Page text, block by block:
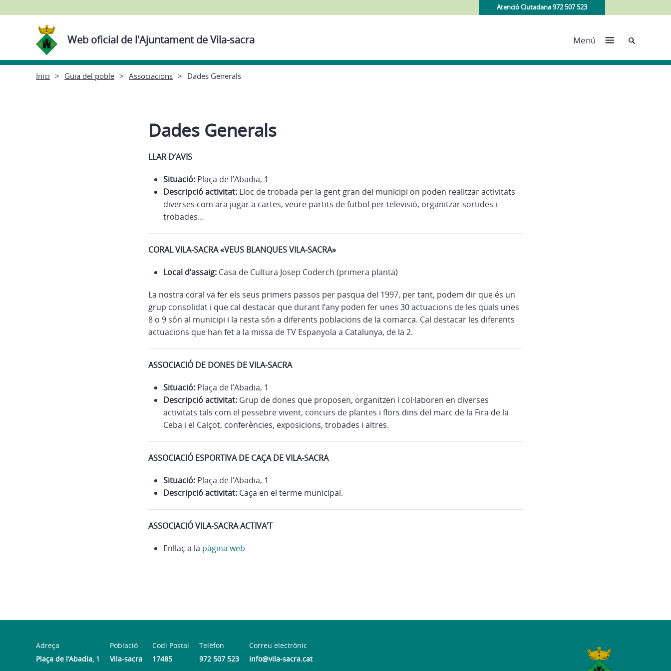
Atenció Ciutadana 972 507 523
Web oficial de l'Ajuntament de Vila-sacra Menú Cerca
Inici Guia del poble Associacions Dades Generals
Dades Generals
LLAR D’AVIS
Situació: Plaça de l’Abadia, 1
Descripció activitat: Lloc de trobada per la gent gran del municipi on poden realitzar activitats
diverses com ara jugar a cartes, veure partits de futbol per televisió, organitzar sortides i
trobades…
CORAL VILA-SACRA «VEUS BLANQUES VILA-SACRA»
Local d’assaig: Casa de Cultura Josep Coderch (primera planta)
La nostra coral va fer els seus primers passos per pasqua del 1997, per tant, podem dir que és un
grup consolidat i que cal destacar que durant l’any poden fer unes 30 actuacions de les quals unes
8 o 9 són al municipi i la resta són a diferents poblacions de la comarca. Cal destacar les diferents
actuacions que han fet a la missa de TV Espanyola a Catalunya, de la 2.
ASSOCIACIÓ DE DONES DE VILA-SACRA
Situació: Plaça de l’Abadia, 1
Descripció activitat: Grup de dones que proposen, organitzen i col·laboren en diverses
activitats tals com el pessebre vivent, concurs de plantes i flors dins del marc de la Fira de la
Ceba i el Calçot, conferències, exposicions, trobades i altres.
ASSOCIACIÓ ESPORTIVA DE CAÇA DE VILA-SACRA
Situació: Plaça de l’Abadia, 1
Descripció activitat: Caça en el terme municipal.
ASSOCIACIÓ VILA-SACRA ACTIVA’T
Enllaç a la pàgina web
Adreça
Plaça de l’Abadia, 1
Població
Vila-sacra
Codi Postal
17485
Telèfon
972 507 523
Correu electrònic
info@vila-sacra.cat